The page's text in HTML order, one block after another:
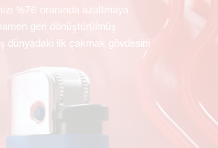
%76 oranında azaltmaya
geri dönüştürülmüş
dünyadaki ilk çakmak gövdesini